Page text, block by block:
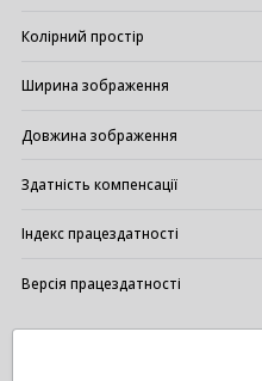
Колірний простір
Ширина зображення
Довжина зображення
Здатність компенсації
Індекс працездатності
Версія працездатності